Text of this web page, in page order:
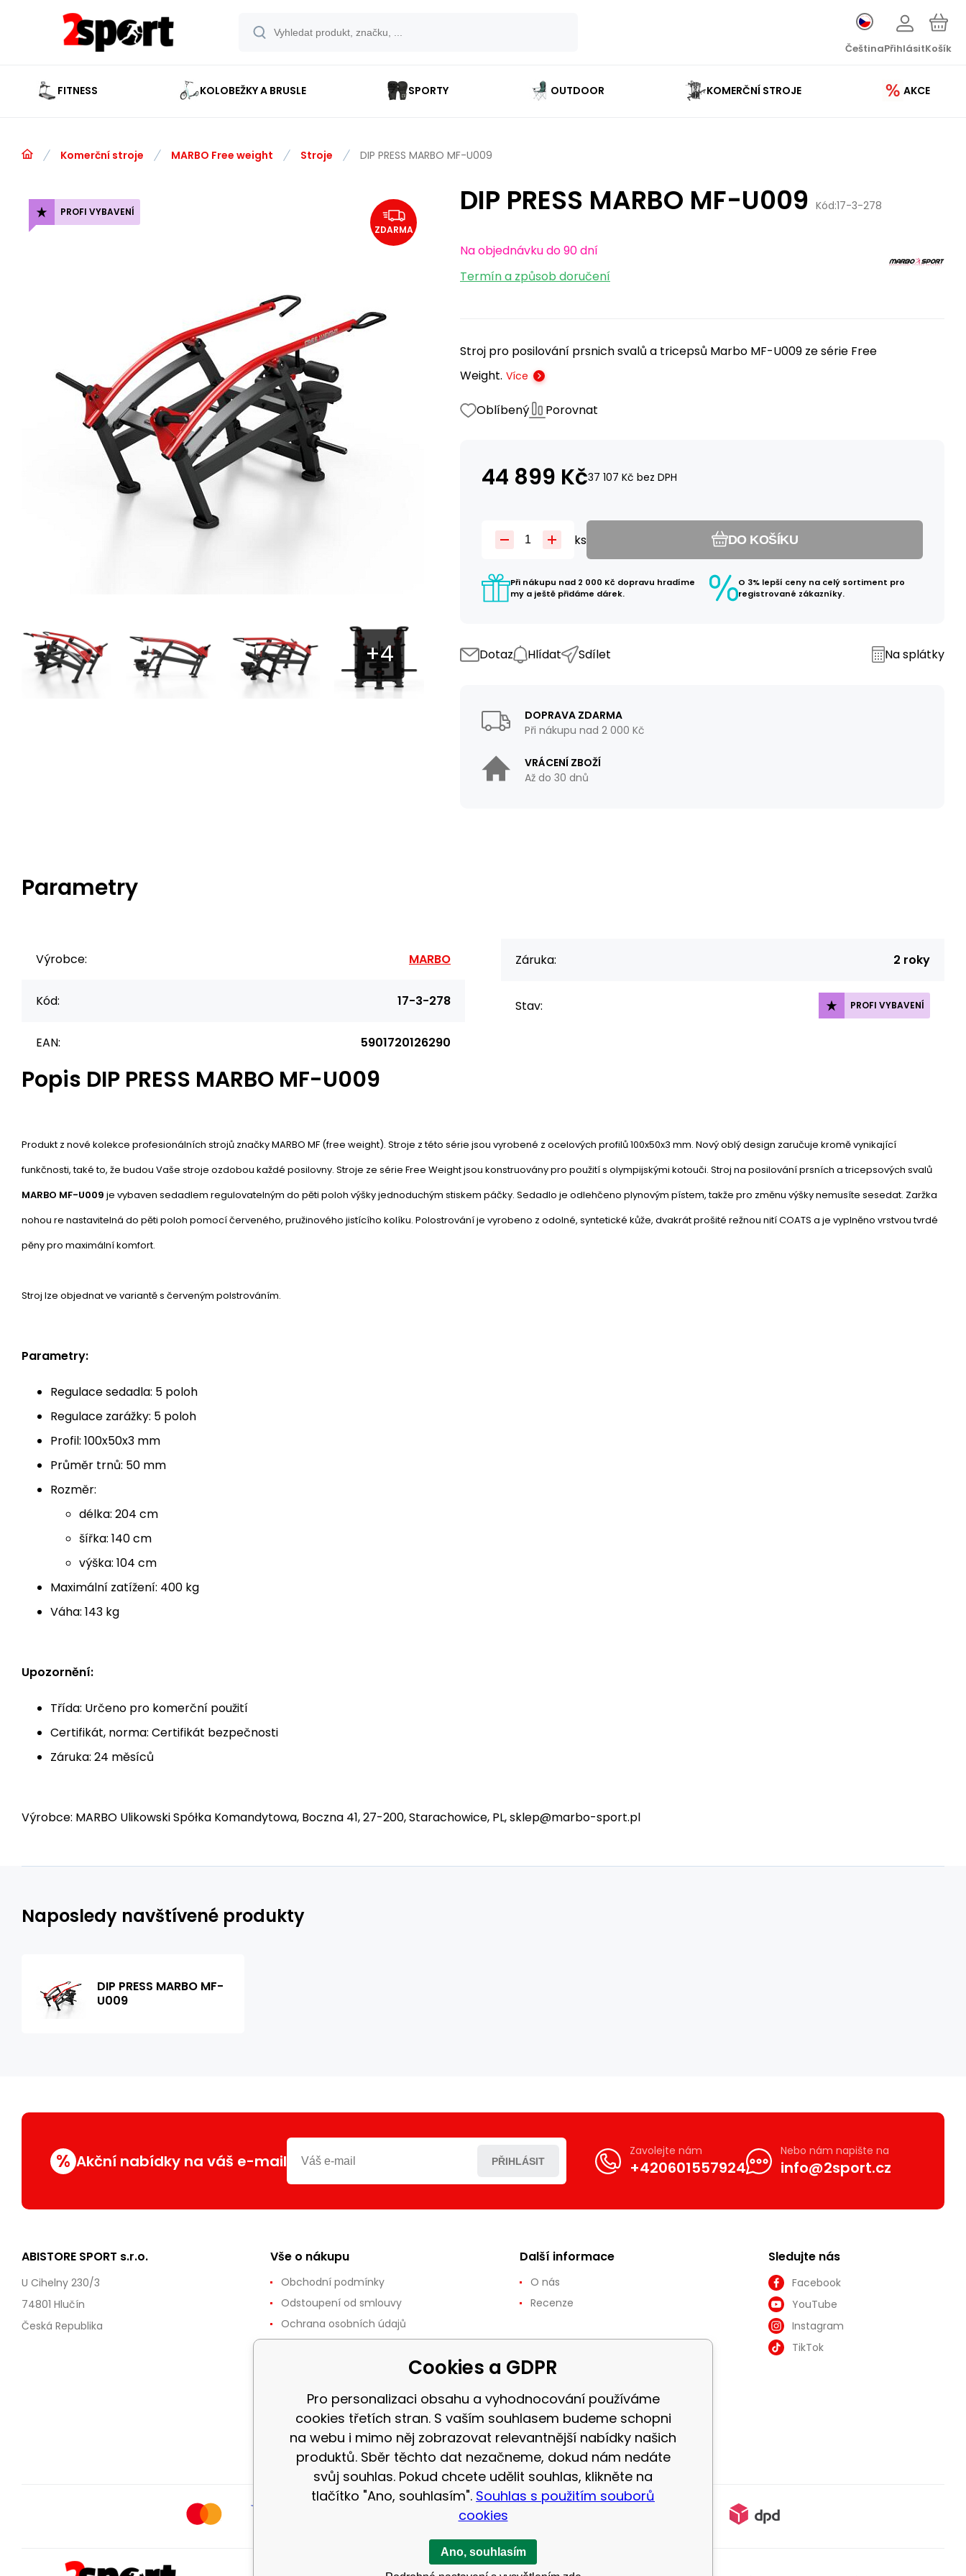
ČeštinaPřihlásitKošík
FITNESS KOLOBEŽKY A BRUSLE SPORTY OUTDOOR KOMERČNÍ STROJE AKCE
Komerční stroje MARBO Free weight Stroje DIP PRESS MARBO MF-U009
PROFI VYBAVENÍ
ZDARMA
DIP PRESS MARBO MF-U009 Kód:17-3-278
Na objednávku do 90 dní
Termín a způsob doručení
Stroj pro posilování prsnich svalů a tricepsů Marbo MF-U009 ze série Free
Weight. Více
Oblíbený Porovnat
44 899 Kč37 107 Kč bez DPH
ks DO KOŠÍKU
Při nákupu nad 2 000 Kč dopravu hradíme
my a ještě přidáme dárek.
O 3% lepší ceny na celý sortiment pro
registrované zákazníky.
Dotaz Hlídat Sdílet Na splátky
DOPRAVA ZDARMA
Při nákupu nad 2 000 Kč
VRÁCENÍ ZBOŽÍ
Až do 30 dnů
Parametry
Výrobce: MARBO
Kód: 17-3-278
EAN: 5901720126290
Záruka: 2 roky
Stav: PROFI VYBAVENÍ
Popis DIP PRESS MARBO MF-U009
Produkt z nové kolekce profesionálních strojů značky MARBO MF (free weight). Stroje z této série jsou vyrobené z ocelových profilů 100x50x3 mm. Nový oblý design zaručuje kromě vynikající
funkčnosti, také to, že budou Vaše stroje ozdobou každé posilovny. Stroje ze série Free Weight jsou konstruovány pro použití s olympijskými kotouči. Stroj na posilování prsních a tricepsových svalů
MARBO MF-U009 je vybaven sedadlem regulovatelným do pěti poloh výšky jednoduchým stiskem páčky. Sedadlo je odlehčeno plynovým pístem, takže pro změnu výšky nemusíte sesedat. Zaržka
nohou re nastavitelná do pěti poloh pomocí červeného, pružinového jistícího kolíku. Polostrování je vyrobeno z odolné, syntetické kůže, dvakrát prošité režnou nití COATS a je vyplněno vrstvou tvrdé
pěny pro maximální komfort.
Stroj lze objednat ve variantě s červeným polstrováním.
Parametry:
Regulace sedadla: 5 poloh
Regulace zarážky: 5 poloh
Profil: 100x50x3 mm
Průměr trnů: 50 mm
Rozměr:
délka: 204 cm
šířka: 140 cm
výška: 104 cm
Maximální zatížení: 400 kg
Váha: 143 kg
Upozornění:
Třída: Určeno pro komerční použití
Certifikát, norma: Certifikát bezpečnosti
Záruka: 24 měsíců
Výrobce: MARBO Ulikowski Spółka Komandytowa, Boczna 41, 27-200, Starachowice, PL, sklep@marbo-sport.pl
Naposledy navštívené produkty
DIP PRESS MARBO MF-
U009
% Akční nabídky na váš e-mail PŘIHLÁSIT
Zavolejte nám
+420601557924
Nebo nám napište na
info@2sport.cz
ABISTORE SPORT s.r.o.
U Cihelny 230/3
74801 Hlučín
Česká Republika
Vše o nákupu
Obchodní podmínky
Odstoupení od smlouvy
Ochrana osobních údajů
cookies
Možnost vrácení zboží až do 30
dnů
Další informace
O nás
Recenze
Sledujte nás
Facebook
YouTube
Instagram
TikTok
Cookies a GDPR
Pro personalizaci obsahu a vyhodnocování používáme
cookies třetích stran. S vaším souhlasem budeme schopni
na webu i mimo něj zobrazovat relevantnější nabídky našich
produktů. Sběr těchto dat nezačneme, dokud nám nedáte
svůj souhlas. Pokud chcete udělit souhlas, klikněte na
tlačítko "Ano, souhlasím". Souhlas s použitím souborů
cookies
Ano, souhlasím